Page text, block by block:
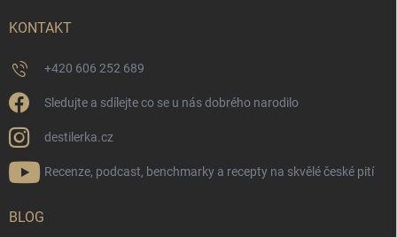
KONTAKT
+420 606 252 689
Sledujte a sdílejte co se u nás dobrého narodilo
destilerka.cz
Recenze, podcast, benchmarky a recepty na skvělé české pití
BLOG